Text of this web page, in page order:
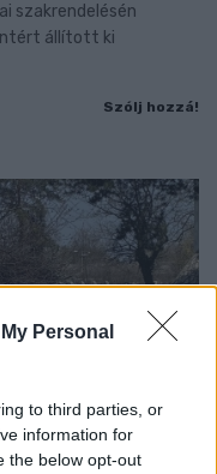
Personal
to third parties, or
information for
the below opt-out
szakrendelésén
állított ki
Szólj hozzá!